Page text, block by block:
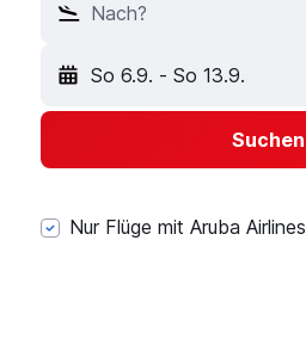
Nach?
So 6.9. - So 13.9.
Suchen
Nur Flüge mit Aruba Airlines